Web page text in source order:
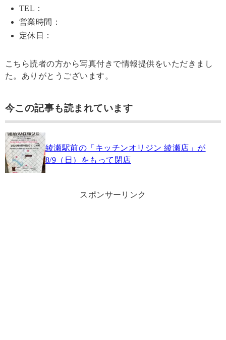
TEL：
営業時間：
定休日：
こちら読者の方から写真付きで情報提供をいただきまし
た。ありがとうございます。
今この記事も読まれています
綾瀬駅前の「キッチンオリジン 綾瀬店」が
8/9（日）をもって閉店
スポンサーリンク